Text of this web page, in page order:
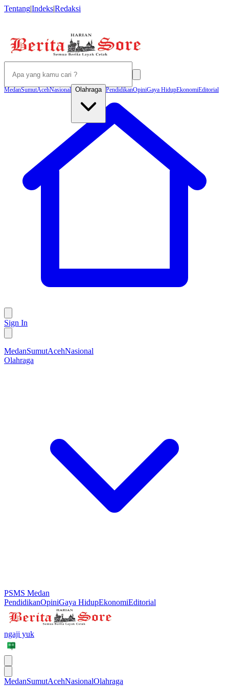
Tentang|Indeks|Redaksi
MedanSumutAcehNasional Olahraga PendidikanOpiniGaya HidupEkonomiEditorial
Sign In
MedanSumutAcehNasional
Olahraga
PSMS Medan
PendidikanOpiniGaya HidupEkonomiEditorial
ngaji yuk
MedanSumutAcehNasionalOlahraga